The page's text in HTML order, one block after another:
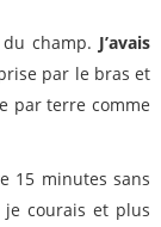
champ. J’avais
par le bras et
par terre comme
15 minutes sans
je courais et plus